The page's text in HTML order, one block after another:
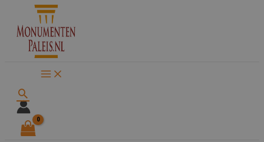
naar
Zoeken